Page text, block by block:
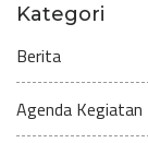
Kategori
Berita
Agenda Kegiatan